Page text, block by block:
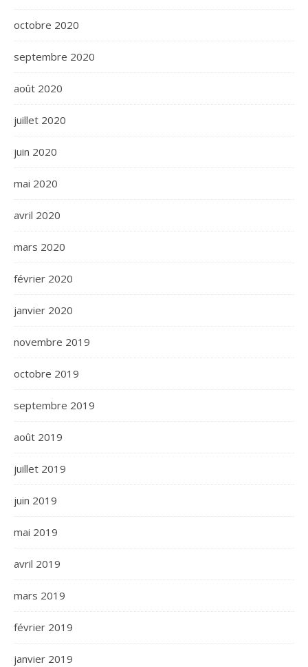
octobre 2020
septembre 2020
août 2020
juillet 2020
juin 2020
mai 2020
avril 2020
mars 2020
février 2020
janvier 2020
novembre 2019
octobre 2019
septembre 2019
août 2019
juillet 2019
juin 2019
mai 2019
avril 2019
mars 2019
février 2019
janvier 2019